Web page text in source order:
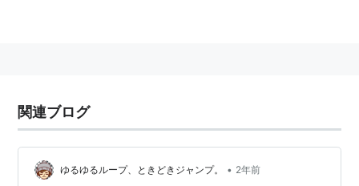
関連ブログ
ゆるゆるループ、ときどきジャンプ。 • 2年前